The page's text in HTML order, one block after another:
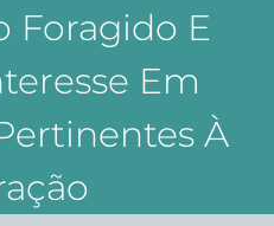
Foragido E
Em
À